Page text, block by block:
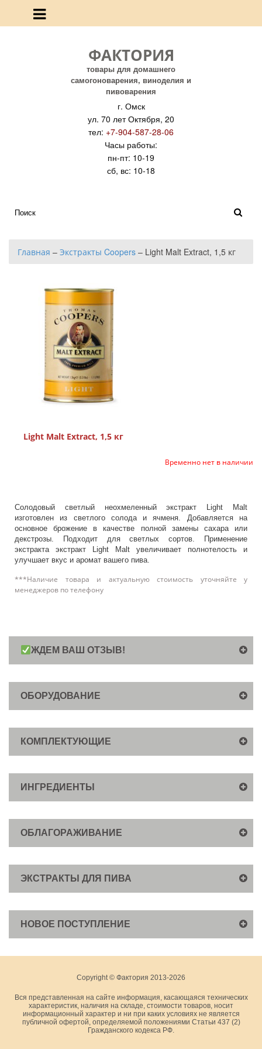
ФАКТОРИЯ
товары для домашнего
самогоноварения, виноделия и
пивоварения
г. Омск
ул. 70 лет Октября, 20
тел: +7-904-587-28-06
Часы работы:
пн-пт: 10-19
сб, вс: 10-18
Главная – Экстракты Coopers – Light Malt Extract, 1,5 кг
Light Malt Extract, 1,5 кг
Временно нет в наличии
Солодовый светлый неохмеленный экстракт Light Malt
изготовлен из светлого солода и ячменя. Добавляется на
основное брожение в качестве полной замены сахара или
декстрозы. Подходит для светлых сортов. Применение
экстракта экстракт Light Malt увеличивает полнотелость и
улучшает вкус и аромат вашего пива.
***Наличие товара и актуальную стоимость уточняйте у
менеджеров по телефону
ЖДЕМ ВАШ ОТЗЫВ!
ОБОРУДОВАНИЕ
КОМПЛЕКТУЮЩИЕ
ИНГРЕДИЕНТЫ
ОБЛАГОРАЖИВАНИЕ
ЭКСТРАКТЫ ДЛЯ ПИВА
НОВОЕ ПОСТУПЛЕНИЕ
Copyright © Фактория 2013-2026
Вся представленная на сайте информация, касающаяся технических
характеристик, наличия на складе, стоимости товаров, носит
информационный характер и ни при каких условиях не является
публичной офертой, определяемой положениями Статьи 437 (2)
Гражданского кодекса РФ.